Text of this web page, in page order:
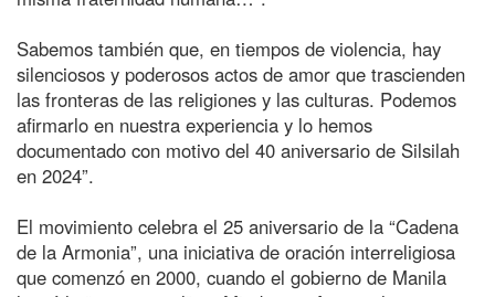
Sabemos también que, en tiempos de violencia, hay
silenciosos y poderosos actos de amor que trascienden
las fronteras de las religiones y las culturas. Podemos
afirmarlo en nuestra experiencia y lo hemos
documentado con motivo del 40 aniversario de Silsilah
en 2024”.
El movimiento celebra el 25 aniversario de la “Cadena
de la Armonia”, una iniciativa de oración interreligiosa
que comenzó en 2000, cuando el gobierno de Manila